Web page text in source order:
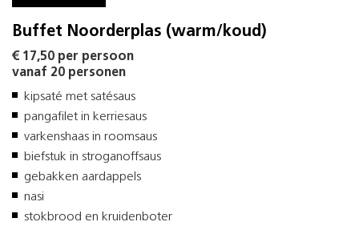
Buffet Noorderplas (warm/koud)
€ 17,50 per persoon
vanaf 20 personen
kipsaté met satésaus
pangafilet in kerriesaus
varkenshaas in roomsaus
biefstuk in stroganoffsaus
gebakken aardappels
nasi
stokbrood en kruidenboter